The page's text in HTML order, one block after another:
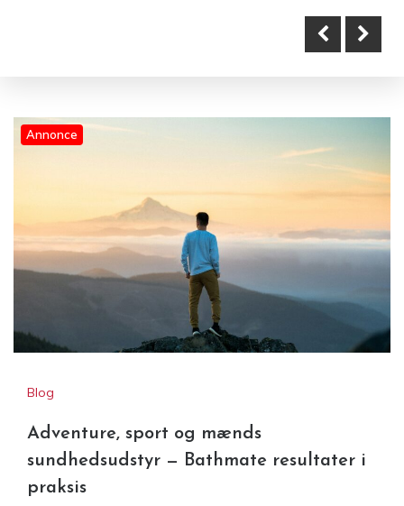
Annonce
Blog
Adventure, sport og mænds
sundhedsudstyr — Bathmate resultater i
praksis